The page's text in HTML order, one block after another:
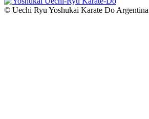
© Uechi Ryu Yoshukai Karate Do Argentina